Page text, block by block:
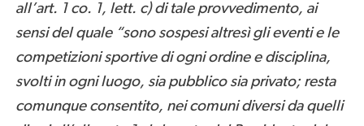
all’art. 1 co. 1, lett. c) di tale provvedimento, ai
sensi del quale “sono sospesi altresì gli eventi e le
competizioni sportive di ogni ordine e disciplina,
svolti in ogni luogo, sia pubblico sia privato; resta
comunque consentito, nei comuni diversi da quelli